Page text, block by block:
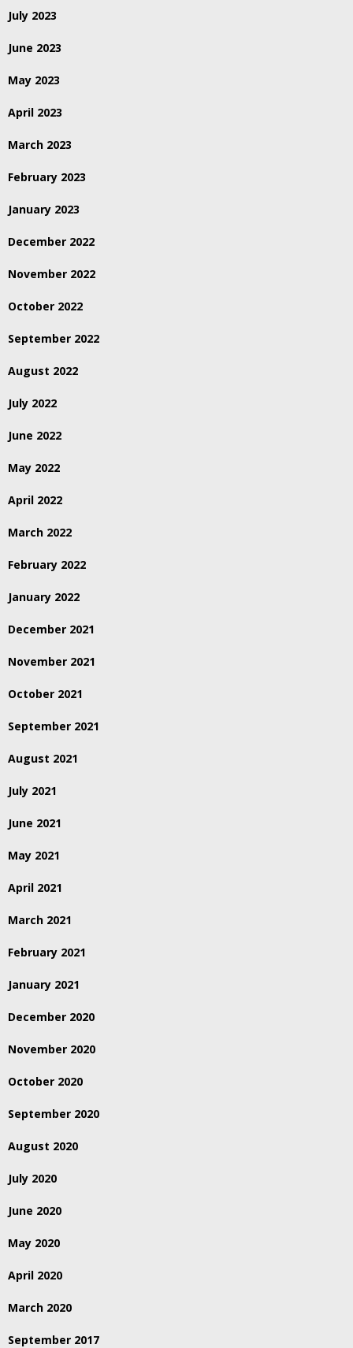
July 2023
June 2023
May 2023
April 2023
March 2023
February 2023
January 2023
December 2022
November 2022
October 2022
September 2022
August 2022
July 2022
June 2022
May 2022
April 2022
March 2022
February 2022
January 2022
December 2021
November 2021
October 2021
September 2021
August 2021
July 2021
June 2021
May 2021
April 2021
March 2021
February 2021
January 2021
December 2020
November 2020
October 2020
September 2020
August 2020
July 2020
June 2020
May 2020
April 2020
March 2020
September 2017